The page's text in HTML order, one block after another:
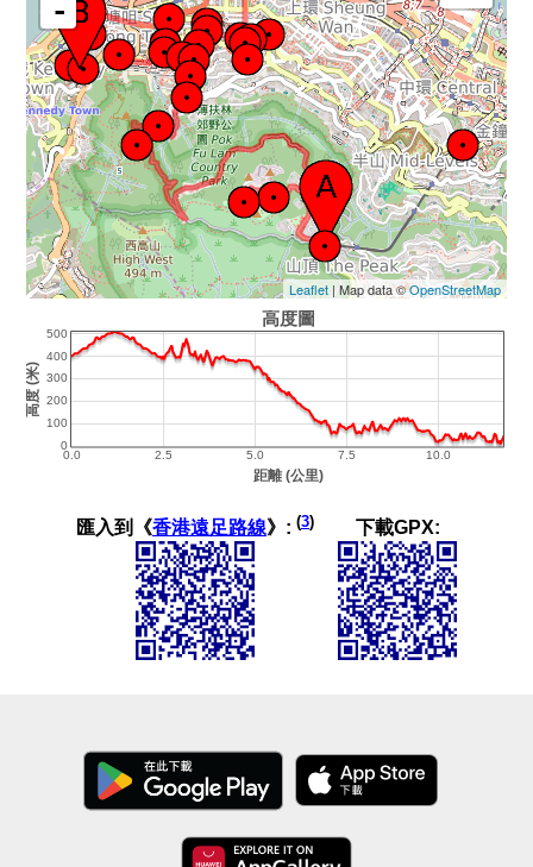
-
Leaflet| Map data ©OpenStreetMap
匯入到《香港遠足路線》: (3) 下載GPX: